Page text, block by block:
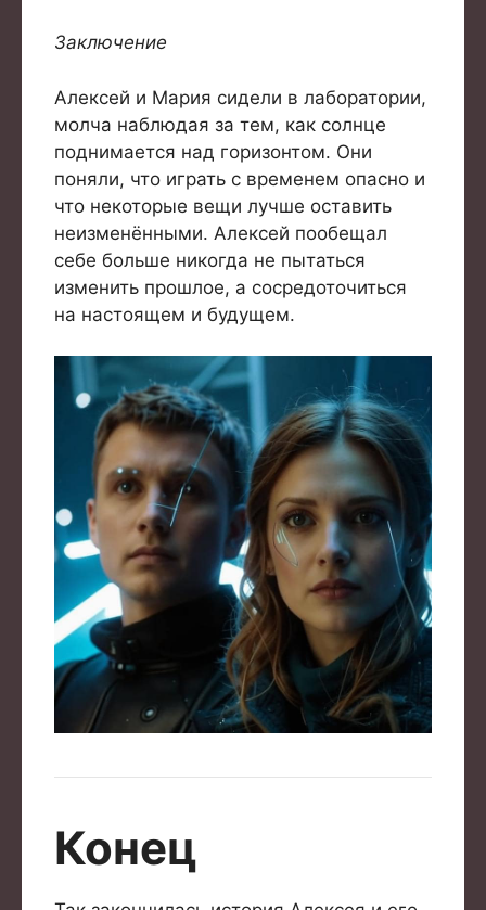
Заключение
Алексей и Мария сидели в лаборатории,
молча наблюдая за тем, как солнце
поднимается над горизонтом. Они
поняли, что играть с временем опасно и
что некоторые вещи лучше оставить
неизменёнными. Алексей пообещал
себе больше никогда не пытаться
изменить прошлое, а сосредоточиться
на настоящем и будущем.
Конец